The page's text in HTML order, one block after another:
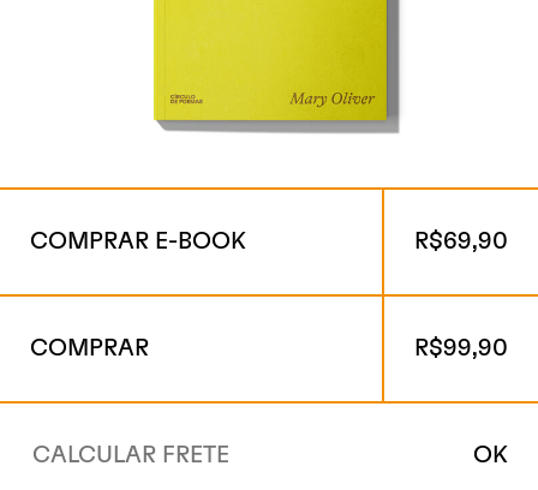
COMPRAR E-BOOK R$69,90
COMPRAR R$99,90
OK